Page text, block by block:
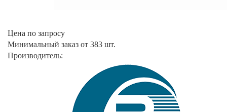
Цена по запросу
Минимальный заказ от 383 шт.
Производитель: